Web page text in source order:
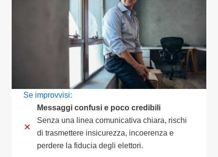
Se improvvisi:
Messaggi confusi e poco credibili
Senza una linea comunicativa chiara, rischi
di trasmettere insicurezza, incoerenza e
perdere la fiducia degli elettori.